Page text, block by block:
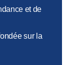
et de
sur la